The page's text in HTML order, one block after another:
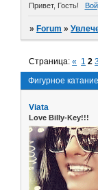
Привет, Гость!
»Forum »
Фигурное катание
Страница:« 1 2
Viata
Love Billy-Key!!!